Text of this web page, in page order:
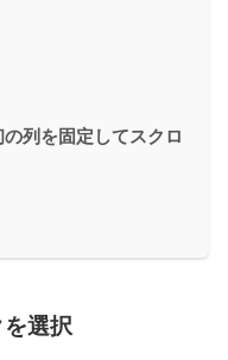
列を固定してスクロ
選択